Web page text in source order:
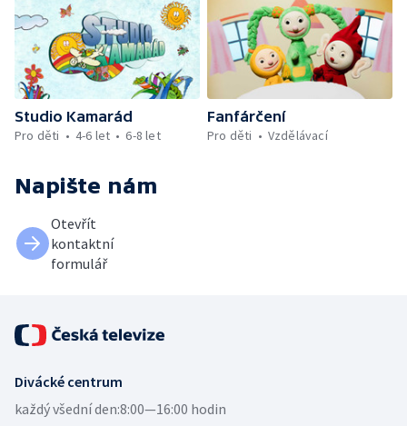
Studio Kamarád
Pro děti
4-6 let 6-8 let
Fanfárčení
Pro děti
Vzdělávací
Napište nám
Otevřít
kontaktní
formulář
Divácké centrum
každý všední den:8:00—16:00 hodin